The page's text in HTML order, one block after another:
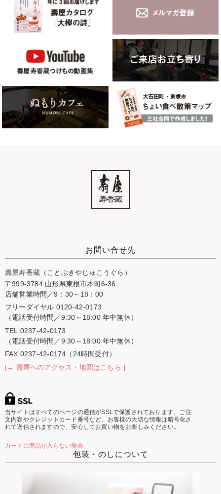
お問い合せ先
壽屋寿香蔵（ことぶきやじゅこうぐら）
〒999-3784 山形県東根市本町6-36
店舗営業時間／9：30～18：00
フリーダイヤル 0120-42-0173
（電話受付時間／9:30～18:00 年中無休）
TEL.0237-42-0173
（電話受付時間／9:30～18:00 年中無休）
FAX.0237-42-0174（24時間受付）
[→ 壽屋へのアクセス・地図はこちら ]
当サイトはすべてのページの通信がSSLで保護されております。ご注
文内容やクレジットカード番号など、お客様の大切な情報は暗号化さ
れて送信されますので、安心してお買い物をお楽しみください。
カートに商品が入らない場合
包装・のしについて